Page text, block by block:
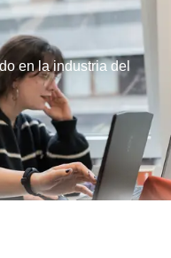
en la industria del